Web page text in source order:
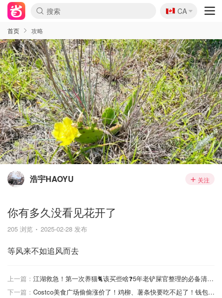
🇨🇦
CA
首页 攻略
浩宇HAOYU 关注
你有多久没看见花开了
205 浏览 2025-02-28 发布
等风来不如追风而去
上一篇：
江湖救急！第一次养猫🐈该买些啥❓5年老铲屎官整理的必备清单➕养猪咪心得！
下一篇：
Costco美食广场偷偷涨价了！鸡柳、薯条快要吃不起了！钱包表示：亚历山大！